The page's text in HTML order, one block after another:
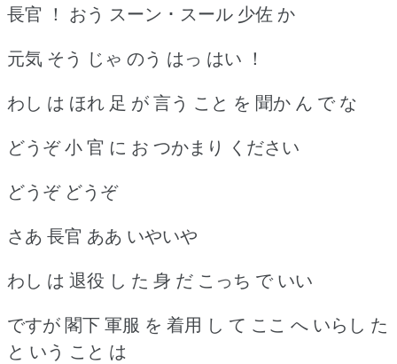
長官 ！ おう スーン ･ スール 少佐 か
元気 そう じゃ のう はっ はい ！
わし は ほれ 足 が 言う こと を 聞か ん で な
どうぞ 小 官 に お つかまり ください
どうぞ どうぞ
さあ 長官 ああ いやいや
わし は 退役 し た 身 だ こっち で いい
ですが 閣下 軍服 を 着用 し て ここ へ いらし た
と いう こと は